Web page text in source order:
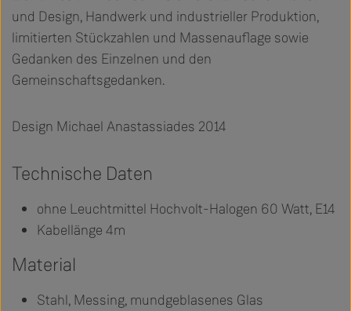
und Design, Handwerk und industrieller Produktion,
limitierten Stückzahlen und Massenauflage sowie
Gedanken des Einzelnen und den
Gemeinschaftsgedanken.
Design Michael Anastassiades 2014
Technische Daten
ohne Leuchtmittel Hochvolt-Halogen 60 Watt, E14
Kabellänge 4m
Material
Stahl, Messing, mundgeblasenes Glas